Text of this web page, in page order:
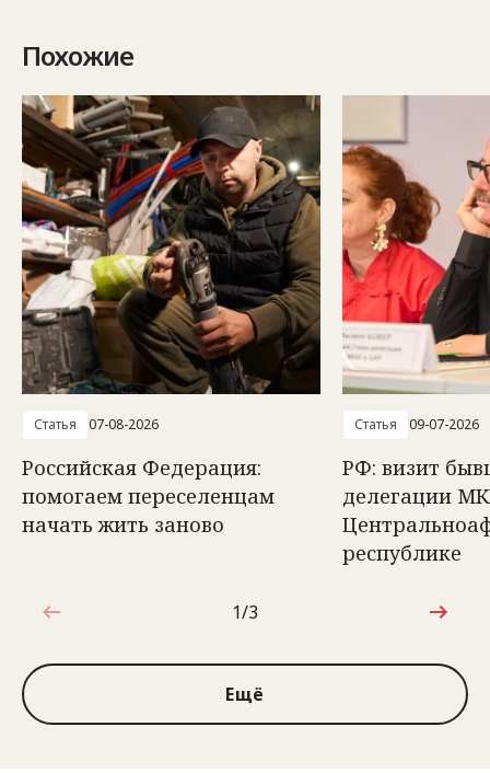
Похожие
Статья 07-08-2026
Российская Федерация:
помогаем переселенцам
начать жить заново
Статья 09-07-2026
РФ: визит
делегации
республике
1 из 3
1/3
Ещё